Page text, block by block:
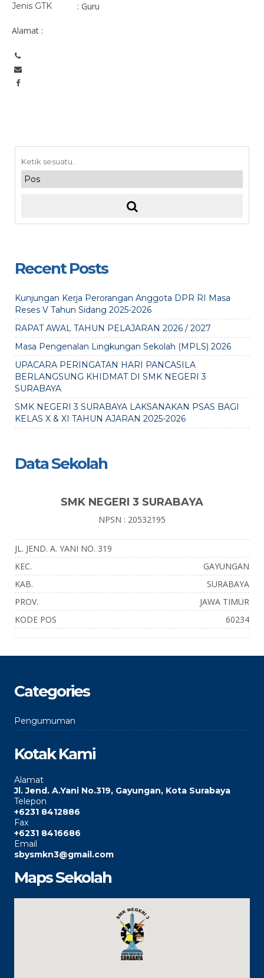
Jenis GTK : Guru
Alamat :
Recent Posts
Kunjungan Kerja Perorangan Anggota DPR RI Masa
Reses V Tahun Sidang 2025-2026
RAPAT AWAL TAHUN PELAJARAN 2026 / 2027
Masa Pengenalan Lingkungan Sekolah (MPLS) 2026
UPACARA PERINGATAN HARI PANCASILA
BERLANGSUNG KHIDMAT DI SMK NEGERI 3
SURABAYA
SMK NEGERI 3 SURABAYA LAKSANAKAN PSAS BAGI
KELAS X & XI TAHUN AJARAN 2025-2026
Data Sekolah
SMK NEGERI 3 SURABAYA
NPSN : 20532195
JL. JEND. A. YANI NO. 319
KEC.
GAYUNGAN
KAB.
SURABAYA
PROV.
JAWA TIMUR
KODE POS
60234
Categories
Pengumuman
Kotak Kami
Alamat
Jl. Jend. A.Yani No.319, Gayungan, Kota Surabaya
Telepon
+6231 8412886
Fax
+6231 8416686
Email
sbysmkn3@gmail.com
Maps Sekolah